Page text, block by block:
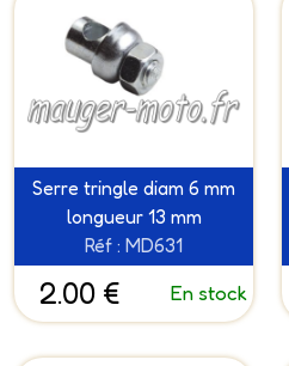
Serre tringle diam 6 mm
longueur 13 mm
Réf : MD631
2.00 € En stock